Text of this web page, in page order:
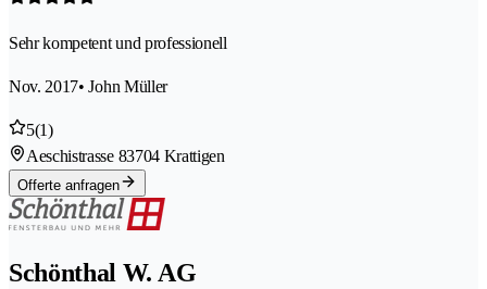
Sehr kompetent und professionell
Nov. 2017• John Müller
5(1)
Aeschistrasse 83704 Krattigen
Offerte anfragen
Schönthal W. AG